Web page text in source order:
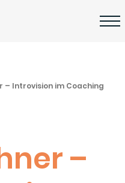
– Introvision im Coaching
–